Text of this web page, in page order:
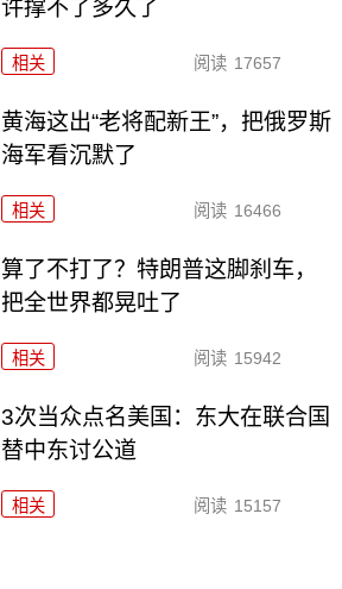
许撑不了多久了
相关 阅读 17657
黄海这出“老将配新王”，把俄罗斯
海军看沉默了
相关 阅读 16466
算了不打了？特朗普这脚刹车，
把全世界都晃吐了
相关 阅读 15942
3次当众点名美国：东大在联合国
替中东讨公道
相关 阅读 15157